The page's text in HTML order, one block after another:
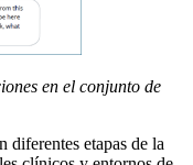
en el conjunto de
diferentes etapas de la